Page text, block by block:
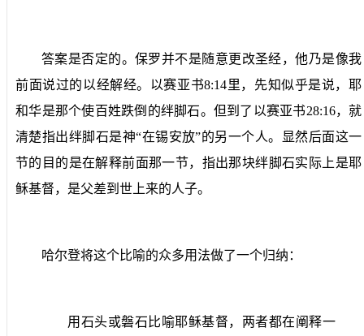
答案是否定的。保罗并不是随意更改圣经，他乃是像我
前面说过的以经解经。以赛亚书8:14里，先知似乎是说，耶
和华是那个使百姓跌倒的绊脚石。但到了以赛亚书28:16，就
清楚指出绊脚石是神“在锡安放”的另一个人。显然后面这一
节的目的是在解释前面那一节，指出那块绊脚石实际上是耶
稣基督，是父差到世上来的人子。
哈尔登将这个比喻的众多用法做了一个归纳：
用石头或磐石比喻耶稣基督，两者都在阐释一